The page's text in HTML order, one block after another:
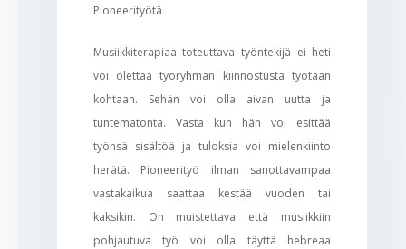
Pioneerityötä
Musiikkiterapiaa toteuttava työntekijä ei heti
voi olettaa työryhmän kiinnostusta työtään
kohtaan. Sehän voi olla aivan uutta ja
tuntematonta. Vasta kun hän voi esittää
työnsä sisältöä ja tuloksia voi mielenkiinto
herätä. Pioneerityö ilman sanottavampaa
vastakaikua saattaa kestää vuoden tai
kaksikin. On muistettava että musiikkiin
pohjautuva työ voi olla täyttä hebreaa